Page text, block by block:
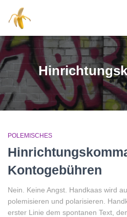
POLEMISCHES
Kontogebühren
Nein. Keine Angst. Handkaas wird
polemisieren und polarisieren.
erster Linie dem spontanen Text,